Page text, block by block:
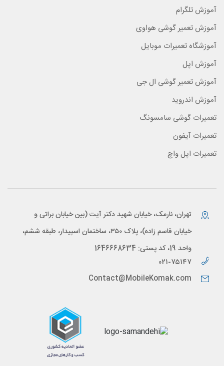
آموزش تلگرام
آموزش تعمیر گوشی هواوی
آموزشگاه تعمیرات موبایل
آموزش اپل
آموزش تعمیر گوشی ال جی
آموزش اندروید
تعمیرات گوشی سامسونگ
تعمیرات آیفون
تعمیرات اپل واچ
تهران، نارمک، خیابان شهید دکتر آیت (بین خیابان براتی و
خیابان قاسم زاده)، پلاک ۳۵۰، ساختمان اسپیدار، طبقه ششم،
واحد 19، کد پستی: 1646668634
۰۲۱-۷۵۱۴۷
Contact@MobileKomak.com